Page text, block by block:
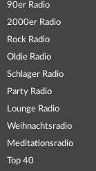
90er Radio
2000er Radio
Rock Radio
Oldie Radio
Schlager Radio
Party Radio
Lounge Radio
Weihnachtsradio
Meditationsradio
Top 40